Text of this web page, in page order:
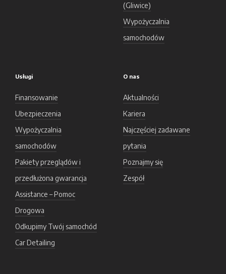
(Gliwice)
Wypożyczalnia
samochodów
Usługi
Finansowanie
Ubezpieczenia
Wypożyczalnia
samochodów
Pakiety przeglądów i
przedłużona gwarancja
Assistance – Pomoc
Drogowa
Odkupimy Twój samochód
Car Detailing
O nas
Aktualności
Kariera
Najczęściej zadawane
pytania
Poznajmy się
Zespół